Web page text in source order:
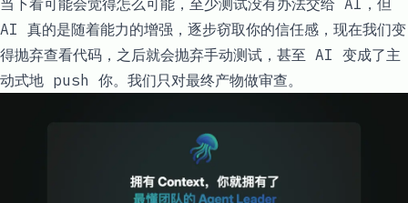
AI 真的是随着能力的增强，逐步窃取你的信任感，现在我们变
得抛弃查看代码，之后就会抛弃手动测试，甚至 AI 变成了主
动式地 push 你。我们只对最终产物做审查。